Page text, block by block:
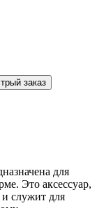
заказ
для
Это аксессуар,
и служит для